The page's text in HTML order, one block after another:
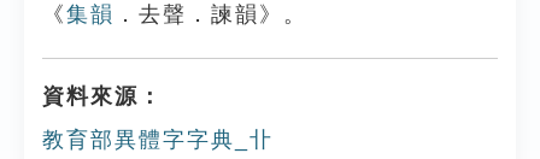
《集韻 ．去聲．諫韻》。
資料來源：
教育部異體字字典_卝